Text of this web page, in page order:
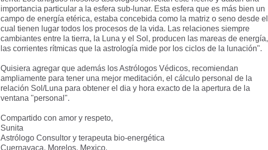
importancia particular a la esfera sub-lunar. Esta esfera que es más bien un
campo de energía etérica, estaba concebida como la matriz o seno desde el
cual tienen lugar todos los procesos de la vida. Las relaciones siempre
cambiantes entre la tierra, la Luna y el Sol, producen las mareas de energía,
las corrientes rítmicas que la astrología mide por los ciclos de la lunación".
Quisiera agregar que además los Astrólogos Védicos, recomiendan
ampliamente para tener una mejor meditación, el cálculo personal de la
relación Sol/Luna para obtener el dia y hora exacto de la apertura de la
ventana "personal".
Compartido con amor y respeto,
Sunita
Astrólogo Consultor y terapeuta bio-energética
Cuernavaca, Morelos, Mexico.